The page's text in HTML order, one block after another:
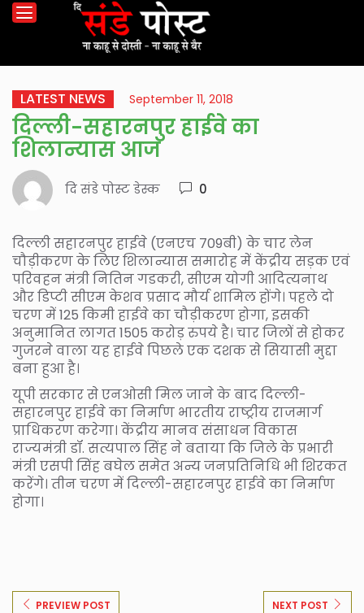
LATEST NEWS September 11, 2018
दिल्ली-सहारनपुर हाईवे का
शिलान्यास आज
दि संडे पोस्ट डेस्क 0
दिल्ली सहारनपुर हाईवे (एनएच 709बी) के चार लेन
चौड़ीकरण के लिए शिलान्यास समारोह में केंद्रीय सड़क एवं
परिवहन मंत्री नितिन गडकरी, सीएम योगी आदित्यनाथ
और डिप्टी सीएम केशव प्रसाद मौर्य शामिल होंगे। पहले दो
चरण में 125 किमी हाईवे का चौड़ीकरण होगा, इसकी
अनुमानित लागत 1505 करोड़ रुपये है। चार जिलों से होकर
गुजरने वाला यह हाईवे पिछले एक दशक से सियासी मुद्दा
बना हुआ है।
यूपी सरकार से एनओसी मिल जाने के बाद दिल्ली-
सहारनपुर हाईवे का निर्माण भारतीय राष्ट्रीय राजमार्ग
प्राधिकरण करेगा। केंद्रीय मानव संसाधन विकास
राज्यमंत्री डॉ. सत्यपाल सिंह ने बताया कि जिले के प्रभारी
मंत्री एसपी सिंह बघेल समेत अन्य जनप्रतिनिधि भी शिरकत
करेंगे। तीन चरण में दिल्ली-सहारनपुर हाईवे का निर्माण
होगा।
PREVIEW POST NEXT POST